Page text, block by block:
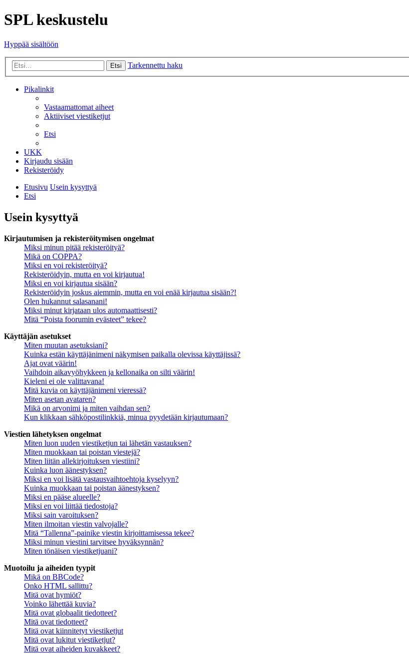
SPL keskustelu
Hyppää sisältöön
Etsi Tarkennettu haku
Pikalinkit
Vastaamattomat aiheet
Aktiiviset viestiketjut
Etsi
UKK
Kirjaudu sisään
Rekisteröidy
Etusivu Usein kysyttyä
Etsi
Usein kysyttyä
Kirjautumisen ja rekisteröitymisen ongelmat
Miksi minun pitää rekisteröityä?
Mikä on COPPA?
Miksi en voi rekisteröityä?
Rekisteröidyin, mutta en voi kirjautua!
Miksi en voi kirjautua sisään?
Rekisteröidyin joskus aiemmin, mutta en voi enää kirjautua sisään?!
Olen hukannut salasanani!
Miksi minut kirjataan ulos automaattisesti?
Mitä “Poista foorumin evästeet” tekee?
Käyttäjän asetukset
Miten muutan asetuksiani?
Kuinka estän käyttäjänimeni näkymisen paikalla olevissa käyttäjissä?
Ajat ovat väärin!
Vaihdoin aikavyöhykkeen ja kellonaika on silti väärin!
Kieleni ei ole valittavana!
Mitä kuvia on käyttäjänimeni vieressä?
Miten asetan avataren?
Mikä on arvonimi ja miten vaihdan sen?
Kun klikkaan sähköpostilinkkiä, minua pyydetään kirjautumaan?
Viestien lähetyksen ongelmat
Miten luon uuden viestiketjun tai lähetän vastauksen?
Miten muokkaan tai poistan viestejä?
Miten liitän allekirjoituksen viestiini?
Kuinka luon äänestyksen?
Miksi en voi lisätä vastausvaihtoehtoja kyselyyn?
Kuinka muokkaan tai poistan äänestyksen?
Miksi en pääse alueelle?
Miksi en voi liittää tiedostoja?
Miksi sain varoituksen?
Miten ilmoitan viestin valvojalle?
Mitä “Tallenna”-painike viestin kirjoittamisessa tekee?
Miksi minun viestini tarvitsee hyväksynnän?
Miten tönäisen viestiketjuani?
Muotoilu ja aiheiden tyypit
Mikä on BBCode?
Onko HTML sallittu?
Mitä ovat hymiöt?
Voinko lähettää kuvia?
Mitä ovat globaalit tiedotteet?
Mitä ovat tiedotteet?
Mitä ovat kiinnitetyt viestiketjut
Mitä ovat lukitut viestiketjut?
Mitä ovat aiheiden kuvakkeet?